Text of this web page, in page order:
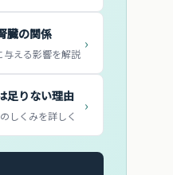
臓の関係
与える影響を解説
›
足りない理由
しくみを詳しく
›